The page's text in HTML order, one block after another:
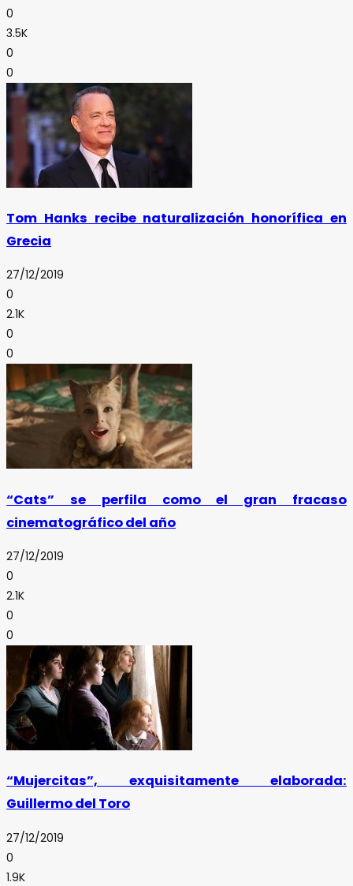
0
3.5K
0
0
Tom Hanks recibe naturalización honorífica en
Grecia
27/12/2019
0
2.1K
0
0
“Cats” se perfila como el gran fracaso
cinematográfico del año
27/12/2019
0
2.1K
0
0
“Mujercitas”, exquisitamente elaborada:
Guillermo del Toro
27/12/2019
0
1.9K